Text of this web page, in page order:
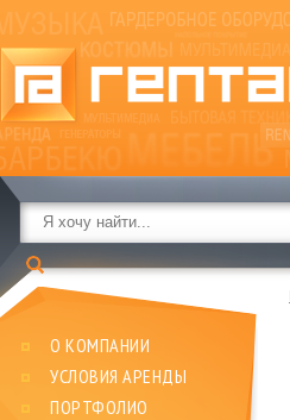
О КОМПАНИИ
УСЛОВИЯ АРЕНДЫ
ПОРТФОЛИО